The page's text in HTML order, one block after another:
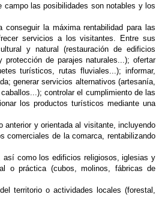
campo las posibilidades son notables y los
la máxima rentabilidad para las
servicios a los visitantes. Entre sus
y natural (restauración de edificios
de parajes naturales...); ofertar
turísticos, rutas fluviales...); informar,
generar servicios alternativos (artesanía,
controlar el cumplimiento de las
los productos turísticos mediante una
anterior y orientada al visitante, incluyendo
comerciales de la comarca, rentabilizando
así como los edificios religiosos, iglesias y
o práctica (cubos, molinos, fábricas de
territorio o actividades locales (forestal,